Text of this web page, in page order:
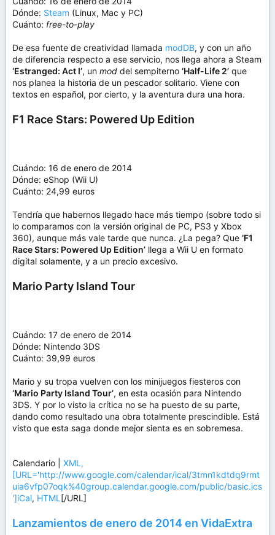
Dónde: Steam (Linux, Mac y PC)
Cuánto: free-to-play
De esa fuente de creatividad llamada modDB, y con un año
de diferencia respecto a ese servicio, nos llega ahora a Steam
‘Estranged: Act I’, un mod del sempiterno ‘Half-Life 2’ que
nos planea la historia de un pescador solitario. Viene con
textos en español, por cierto, y la aventura dura una hora.
F1 Race Stars: Powered Up Edition
Cuándo: 16 de enero de 2014
Dónde: eShop (Wii U)
Cuánto: 24,99 euros
Tendría que habernos llegado hace más tiempo (sobre todo si
lo comparamos con la versión original de PC, PS3 y Xbox
360), aunque más vale tarde que nunca. ¿La pega? Que ‘F1
Race Stars: Powered Up Edition’ llega a Wii U en formato
digital solamente, y a un precio excesivo.
Mario Party Island Tour
Cuándo: 17 de enero de 2014
Dónde: Nintendo 3DS
Cuánto: 39,99 euros
Mario y su tropa vuelven con los minijuegos fiesteros con
‘Mario Party Island Tour’, en esta ocasión para Nintendo
3DS. Y por lo visto la crítica no se ha puesto de su parte,
dando como resultado una obra totalmente prescindible. Está
visto que esta saga donde mejor sienta es en sobremesa.
Calendario | XML,
[URL='http://www.google.com/calendar/ical/3tmn1kdtdq9rmt
uia6vfp07oqk%40group.calendar.google.com/public/basic.ics
']iCal, HTML [/URL]
Lanzamientos de enero de 2014 en VidaExtra